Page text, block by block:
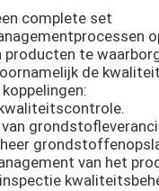
complete set
producten te
de
van het